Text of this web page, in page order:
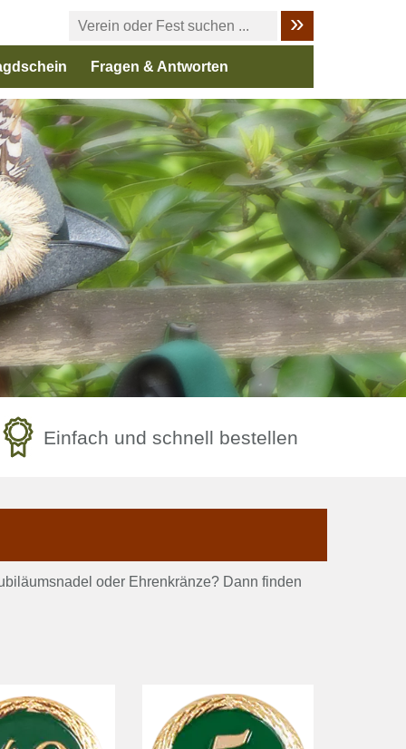
Fragen & Antworten
Einfach und schnell bestellen
oder Ehrenkränze? Dann finden